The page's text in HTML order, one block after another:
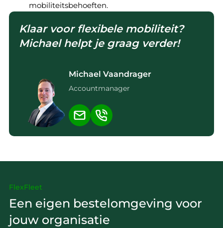
mobiliteitsbehoeften.
Klaar voor flexibele mobiliteit?
Michael helpt je graag verder!
Michael Vaandrager
Accountmanager
FlexFleet
Een eigen bestelomgeving voor
jouw organisatie